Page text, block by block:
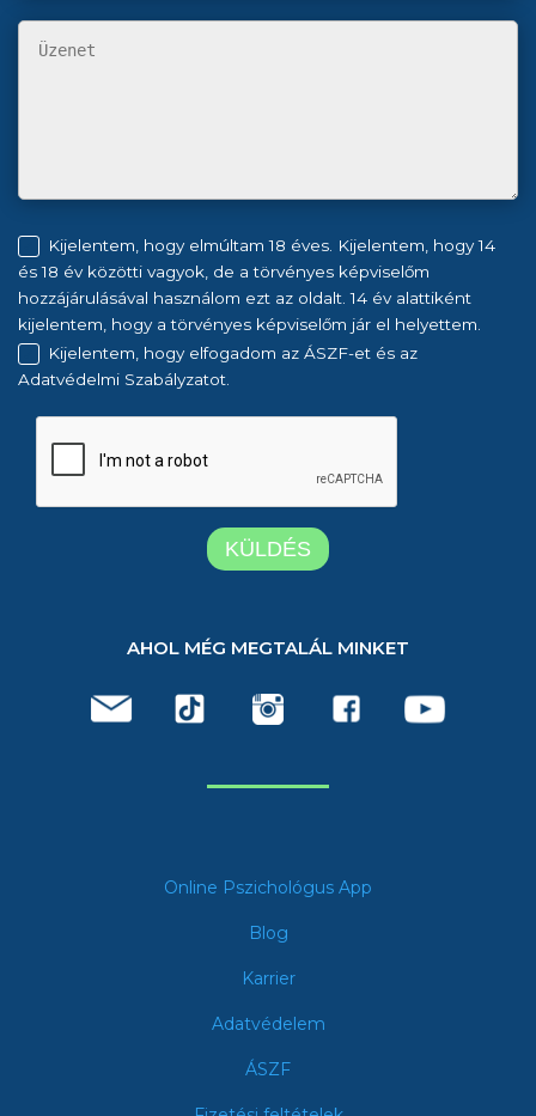
Kijelentem, hogy elmúltam 18 éves. Kijelentem, hogy 14
és 18 év közötti vagyok, de a törvényes képviselőm
hozzájárulásával használom ezt az oldalt. 14 év alattiként
kijelentem, hogy a törvényes képviselőm jár el helyettem.
Kijelentem, hogy elfogadom az ÁSZF-et és az
Adatvédelmi Szabályzatot.
AHOL MÉG MEGTALÁL MINKET
Online Pszichológus App
Blog
Karrier
Adatvédelem
ÁSZF